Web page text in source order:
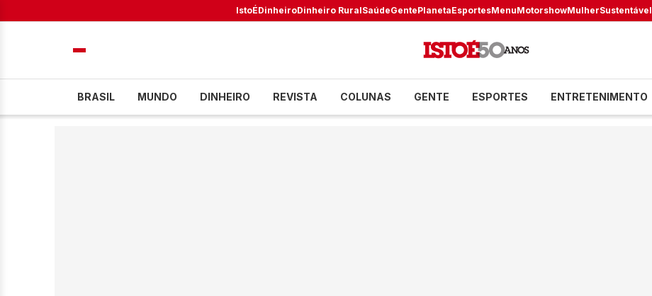
IstoÉDinheiroDinheiro RuralSaúdeGentePlanetaEsportesMenuMotorshowMulherSustentável
BRASIL MUNDO DINHEIRO REVISTA COLUNAS GENTE ESPORTES ENTRETENIMENTO